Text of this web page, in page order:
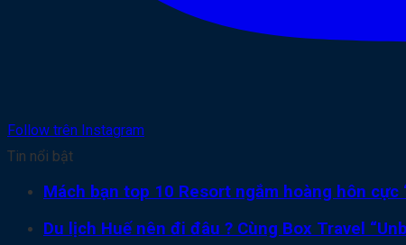
Follow trên Instagram
Tin nổi bật
Mách bạn top 10 Resort ngắm hoàng hôn cực
Du lịch Huế nên đi đâu ? Cùng Box Travel